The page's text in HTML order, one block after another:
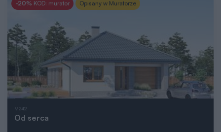
-20% KOD: murator Opisany w Muratorze
M242
Od serca